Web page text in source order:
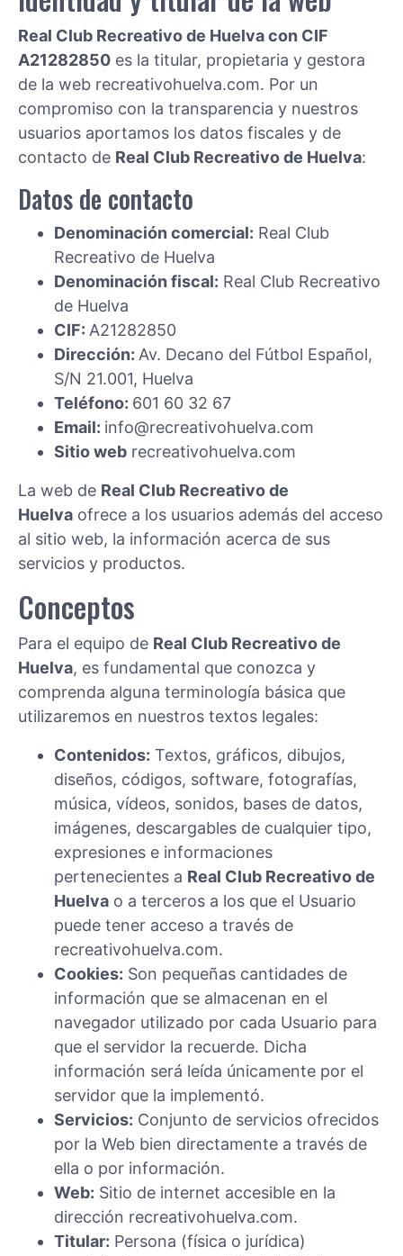
Real Club Recreativo de Huelva con CIF
A21282850 es la titular, propietaria y gestora
de la web recreativohuelva.com. Por un
compromiso con la transparencia y nuestros
usuarios aportamos los datos fiscales y de
contacto de Real Club Recreativo de Huelva:
Datos de contacto
Denominación comercial: Real Club
Recreativo de Huelva
Denominación fiscal: Real Club Recreativo
de Huelva
CIF: A21282850
Dirección: Av. Decano del Fútbol Español,
S/N 21.001, Huelva
Teléfono: 601 60 32 67
Email: info@recreativohuelva.com
Sitio web recreativohuelva.com
La web de Real Club Recreativo de
Huelva ofrece a los usuarios además del acceso
al sitio web, la información acerca de sus
servicios y productos.
Conceptos
Para el equipo de Real Club Recreativo de
Huelva, es fundamental que conozca y
comprenda alguna terminología básica que
utilizaremos en nuestros textos legales:
Contenidos: Textos, gráficos, dibujos,
diseños, códigos, software, fotografías,
música, vídeos, sonidos, bases de datos,
imágenes, descargables de cualquier tipo,
expresiones e informaciones
pertenecientes a Real Club Recreativo de
Huelva o a terceros a los que el Usuario
puede tener acceso a través de
recreativohuelva.com.
Cookies: Son pequeñas cantidades de
información que se almacenan en el
navegador utilizado por cada Usuario para
que el servidor la recuerde. Dicha
información será leída únicamente por el
servidor que la implementó.
Servicios: Conjunto de servicios ofrecidos
por la Web bien directamente a través de
ella o por información.
Web: Sitio de internet accesible en la
dirección recreativohuelva.com.
Titular: Persona (física o jurídica)